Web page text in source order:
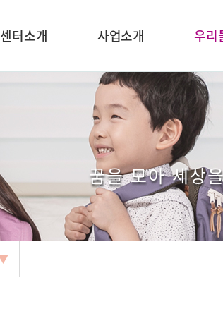
센터소개 사업소개 우리
꿈을 모아 세상